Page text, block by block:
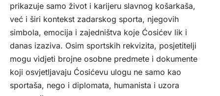
prikazuje samo život i karijeru slavnog košarkaša,
već i širi kontekst zadarskog sporta, njegovih
simbola, emocija i zajedništva koje Ćosićev lik i
danas izaziva. Osim sportskih rekvizita, posjetitelji
mogu vidjeti brojne osobne predmete i dokumente
koji osvjetljavaju Ćosićevu ulogu ne samo kao
sportaša, nego i diplomata, humanista i uzora